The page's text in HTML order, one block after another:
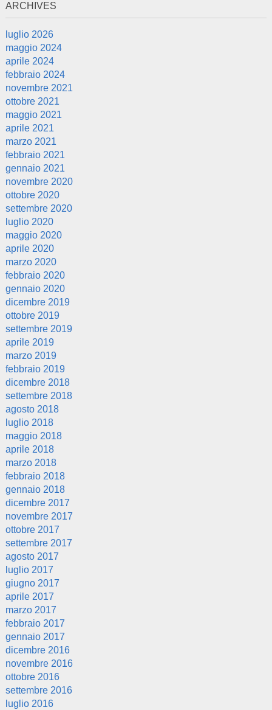
ARCHIVES
luglio 2026
maggio 2024
aprile 2024
febbraio 2024
novembre 2021
ottobre 2021
maggio 2021
aprile 2021
marzo 2021
febbraio 2021
gennaio 2021
novembre 2020
ottobre 2020
settembre 2020
luglio 2020
maggio 2020
aprile 2020
marzo 2020
febbraio 2020
gennaio 2020
dicembre 2019
ottobre 2019
settembre 2019
aprile 2019
marzo 2019
febbraio 2019
dicembre 2018
settembre 2018
agosto 2018
luglio 2018
maggio 2018
aprile 2018
marzo 2018
febbraio 2018
gennaio 2018
dicembre 2017
novembre 2017
ottobre 2017
settembre 2017
agosto 2017
luglio 2017
giugno 2017
aprile 2017
marzo 2017
febbraio 2017
gennaio 2017
dicembre 2016
novembre 2016
ottobre 2016
settembre 2016
luglio 2016